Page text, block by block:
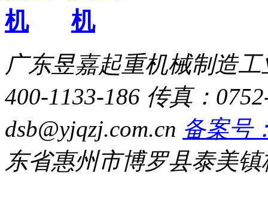
广东昱嘉起重机械制造
400-1133-186 传真：
dsb@yjqzj.com.cn 备案号
东省惠州市博罗县泰美